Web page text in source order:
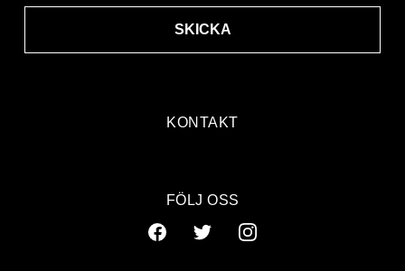
KONTAKT
SKICKA
FÖLJ OSS